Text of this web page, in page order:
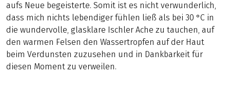
aufs Neue begeisterte. Somit ist es nicht verwunderlich,
dass mich nichts lebendiger fühlen ließ als bei 30 °C in
die wundervolle, glasklare Ischler Ache zu tauchen, auf
den warmen Felsen den Wassertropfen auf der Haut
beim Verdunsten zuzusehen und in Dankbarkeit für
diesen Moment zu verweilen.